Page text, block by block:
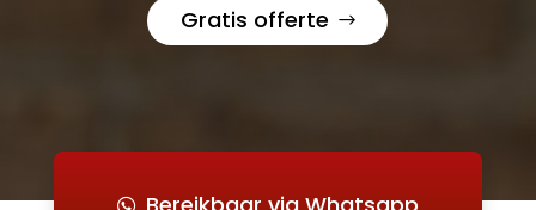
Gratis offerte